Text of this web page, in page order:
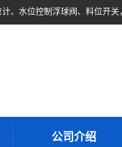
公司介绍